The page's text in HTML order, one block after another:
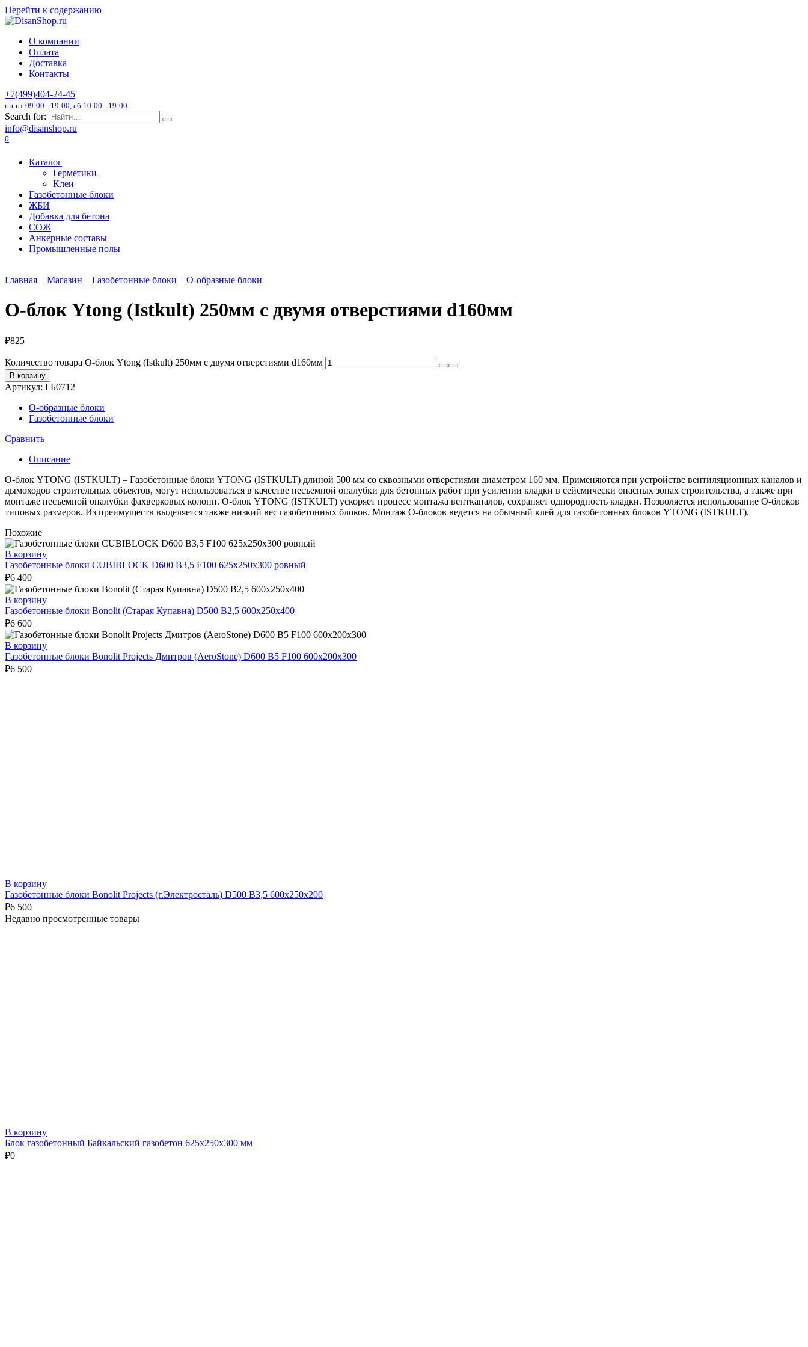
Перейти к содержанию
О компании
Оплата
Доставка
Контакты
+7(499)404-24-45
пн-пт 09:00 - 19:00, сб 10:00 - 19:00
Search for:
info@disanshop.ru
0
Каталог
Герметики
Клеи
Газобетонные блоки
ЖБИ
Добавка для бетона
СОЖ
Анкерные составы
Промышленные полы
Главная Магазин Газобетонные блоки O-образные блоки
O-блок Ytong (Istkult) 250мм с двумя отверстиями d160мм
₽825
Количество товара O-блок Ytong (Istkult) 250мм с двумя отверстиями d160мм
В корзину
Артикул: ГБ0712
O-образные блоки
Газобетонные блоки
Сравнить
Описание
О-блок YTONG (ISTKULT) – Газобетонные блоки YTONG (ISTKULT) длиной 500 мм со сквозными отверстиями диаметром 160 мм. Применяются при устройстве вентиляционных каналов и
дымоходов строительных объектов, могут использоваться в качестве несъемной опалубки для бетонных работ при усилении кладки в сейсмически опасных зонах строительства, а также при
монтаже несъемной опалубки фахверковых колонн. О-блок YTONG (ISTKULT) ускоряет процесс монтажа вентканалов, сохраняет однородность кладки. Позволяется использование О-блоков
типовых размеров. Из преимуществ выделяется также низкий вес газобетонных блоков. Монтаж О-блоков ведется на обычный клей для газобетонных блоков YTONG (ISTKULT).
Похожие
В корзину
Газобетонные блоки CUBIBLOCK D600 B3,5 F100 625х250х300 ровный
₽6 400
В корзину
Газобетонные блоки Bonolit (Старая Купавна) D500 В2,5 600х250х400
₽6 600
В корзину
Газобетонные блоки Bonolit Projects Дмитров (AeroStone) D600 B5 F100 600х200х300
₽6 500
В корзину
Газобетонные блоки Bonolit Projects (г.Электросталь) D500 B3,5 600х250х200
₽6 500
Недавно просмотренные товары
В корзину
Блок газобетонный Байкальский газобетон 625х250х300 мм
₽0